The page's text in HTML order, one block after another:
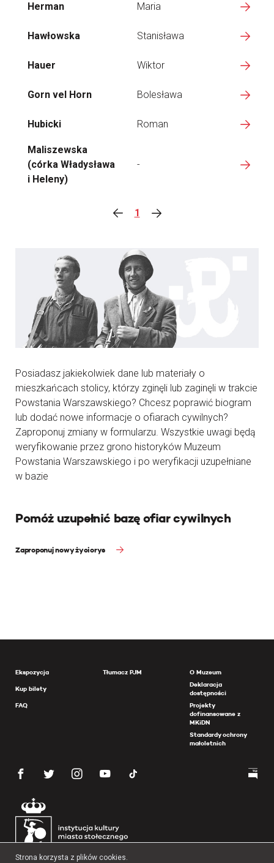
Herman Maria
Hawłowska Stanisława
Hauer Wiktor
Gorn vel Horn Bolesława
Hubicki Roman
Maliszewska
(córka Władysława
i Heleny)
-
1
Posiadasz jakiekolwiek dane lub materiały o
mieszkańcach stolicy, którzy zginęli lub zaginęli w trakcie
Powstania Warszawskiego? Chcesz poprawić biogram
lub dodać nowe informacje o ofiarach cywilnych?
Zaproponuj zmiany w formularzu. Wszystkie uwagi będą
weryfikowanie przez grono historyków Muzeum
Powstania Warszawskiego i po weryfikacji uzupełniane
w bazie
Pomóż uzupełnić bazę ofiar cywilnych
Zaproponuj nowy życiorys
Ekspozycja
Kup bilety
FAQ
Tłumacz PJM
O Muzeum
Deklaracja
dostępności
Projekty
dofinansowane z
MKiDN
Standardy ochrony
małoletnich
Strona korzysta z plików cookies.